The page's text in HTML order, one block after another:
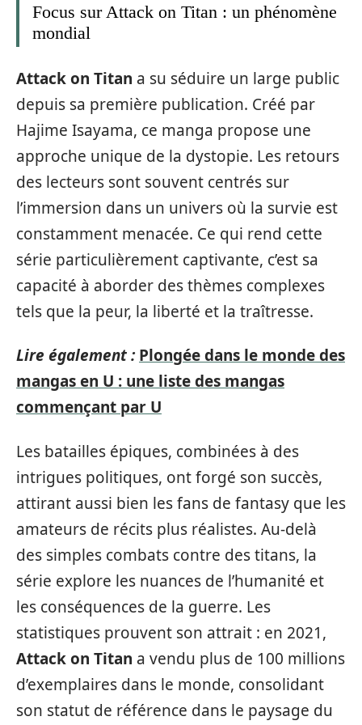
Focus sur Attack on Titan : un phénomène
mondial
Attack on Titan a su séduire un large public
depuis sa première publication. Créé par
Hajime Isayama, ce manga propose une
approche unique de la dystopie. Les retours
des lecteurs sont souvent centrés sur
l’immersion dans un univers où la survie est
constamment menacée. Ce qui rend cette
série particulièrement captivante, c’est sa
capacité à aborder des thèmes complexes
tels que la peur, la liberté et la traîtresse.
Lire également : Plongée dans le monde des
mangas en U : une liste des mangas
commençant par U
Les batailles épiques, combinées à des
intrigues politiques, ont forgé son succès,
attirant aussi bien les fans de fantasy que les
amateurs de récits plus réalistes. Au-delà
des simples combats contre des titans, la
série explore les nuances de l’humanité et
les conséquences de la guerre. Les
statistiques prouvent son attrait : en 2021,
Attack on Titan a vendu plus de 100 millions
d’exemplaires dans le monde, consolidant
son statut de référence dans le paysage du